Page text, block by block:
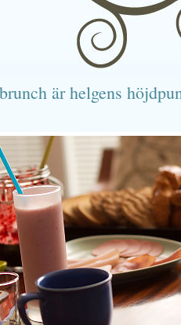
är helgens